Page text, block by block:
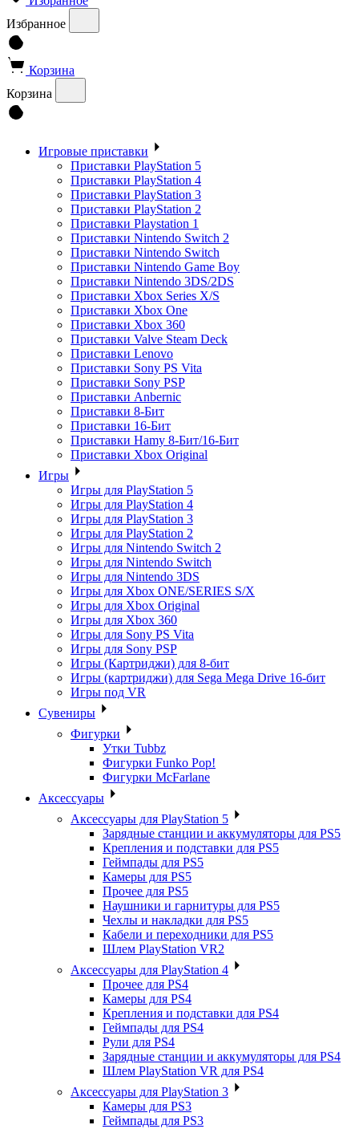
Избранное
Корзина
Корзина
Игровые приставки
Приставки PlayStation 5
Приставки PlayStation 4
Приставки PlayStation 3
Приставки PlayStation 2
Приставки Playstation 1
Приставки Nintendo Switch 2
Приставки Nintendo Switch
Приставки Nintendo Game Boy
Приставки Nintendo 3DS/2DS
Приставки Xbox Series X/S
Приставки Xbox One
Приставки Xbox 360
Приставки Valve Steam Deck
Приставки Lenovo
Приставки Sony PS Vita
Приставки Sony PSP
Приставки Anbernic
Приставки 8-Бит
Приставки 16-Бит
Приставки Hamy 8-Бит/16-Бит
Приставки Xbox Original
Игры
Игры для PlayStation 5
Игры для PlayStation 4
Игры для PlayStation 3
Игры для PlayStation 2
Игры для Nintendo Switch 2
Игры для Nintendo Switch
Игры для Nintendo 3DS
Игры для Xbox ONE/SERIES S/X
Игры для Xbox Original
Игры для Xbox 360
Игры для Sony PS Vita
Игры для Sony PSP
Игры (Картриджи) для 8-бит
Игры (картриджи) для Sega Mega Drive 16-бит
Игры под VR
Сувениры
Фигурки
Утки Tubbz
Фигурки Funko Pop!
Фигурки McFarlane
Аксессуары
Аксессуары для PlayStation 5
Зарядные станции и аккумуляторы для PS5
Крепления и подставки для PS5
Геймпады для PS5
Камеры для PS5
Прочее для PS5
Наушники и гарнитуры для PS5
Чехлы и накладки для PS5
Кабели и переходники для PS5
Шлем PlayStation VR2
Аксессуары для PlayStation 4
Прочее для PS4
Камеры для PS4
Крепления и подставки для PS4
Геймпады для PS4
Рули для PS4
Зарядные станции и аккумуляторы для PS4
Шлем PlayStation VR для PS4
Аксессуары для PlayStation 3
Камеры для PS3
Геймпады для PS3